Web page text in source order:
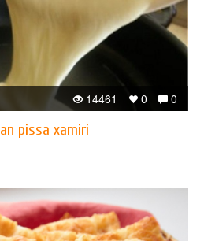
0
0
14461
pissa xamiri